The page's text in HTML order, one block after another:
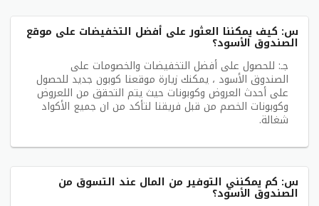
يوتيوب:https://www.youtube.com/user/blackboxk
sa
سناب
تشات:https://www.snapchat.com/add/blackboxsa
س: كيف يمكننا العثور على أفضل التخفيضات على موقع
الصندوق الأسود؟
جـ: للحصول على أفضل التخفيضات والخصومات على
الصندوق الأسود ، يمكنك زيارة موقعنا كوبون جديد للحصول
على أحدث العروض وكوبونات حيث يتم التحقق من اللعروض
وكوبونات الخصم من قبل فريقنا لتأكد من ان جميع الأكواد
شغالة.
س: كم يمكنني التوفير من المال عند التسوق من
الصندوق الأسود؟